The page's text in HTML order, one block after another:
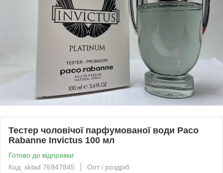
Тестер чоловічої парфумованої води Paco
Rabanne Invictus 100 мл
Готово до відправки
Код: sklad 76947845
Опт і роздріб